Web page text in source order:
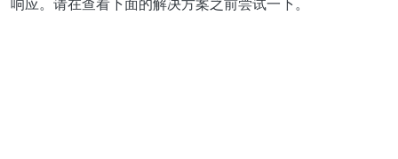
响应。请在查看下面的解决方案之前尝试一下。